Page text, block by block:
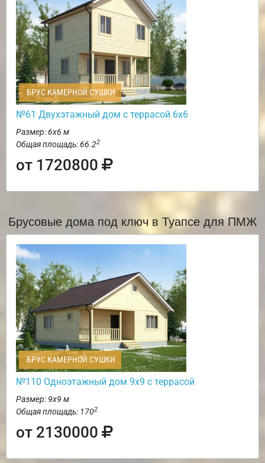
БРУС КАМЕРНОЙ СУШКИ
№61 Двухэтажный дом с террасой 6х6
Размер: 6х6 м
Общая площадь: 66.22
от 1720800
Брусовые дома под ключ в Туапсе для ПМЖ
БРУС КАМЕРНОЙ СУШКИ
№110 Одноэтажный дом 9х9 с террасой
Размер: 9х9 м
Общая площадь: 1702
от 2130000